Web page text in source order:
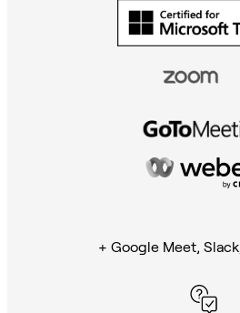
+ Google Meet,